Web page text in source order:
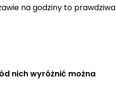
na godziny to prawdziwa
nich wyróżnić można